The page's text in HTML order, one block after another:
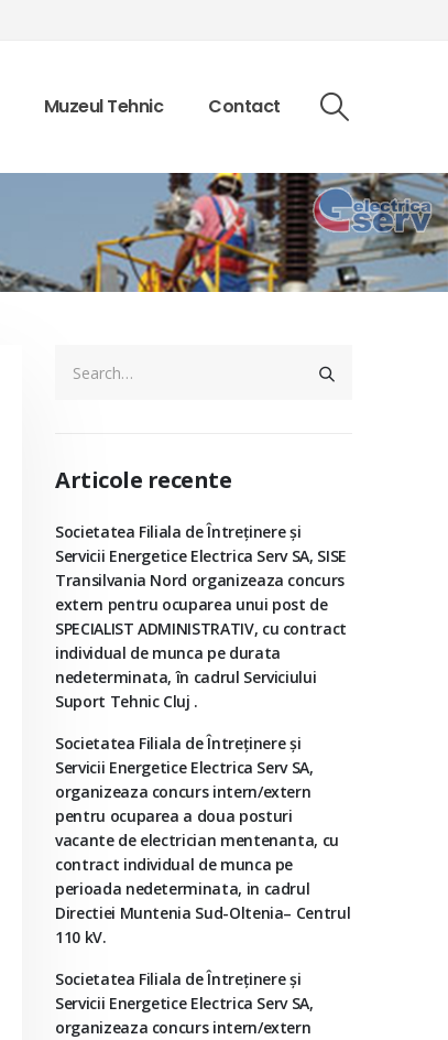
Muzeul Tehnic Contact
Articole recente
Societatea Filiala de Întreţinere şi
Servicii Energetice Electrica Serv SA, SISE
Transilvania Nord organizeaza concurs
extern pentru ocuparea unui post de
SPECIALIST ADMINISTRATIV, cu contract
individual de munca pe durata
nedeterminata, în cadrul Serviciului
Suport Tehnic Cluj .
Societatea Filiala de Întreţinere şi
Servicii Energetice Electrica Serv SA,
organizeaza concurs intern/extern
pentru ocuparea a doua posturi
vacante de electrician mentenanta, cu
contract individual de munca pe
perioada nedeterminata, in cadrul
Directiei Muntenia Sud-Oltenia– Centrul
110 kV.
Societatea Filiala de Întreţinere şi
Servicii Energetice Electrica Serv SA,
organizeaza concurs intern/extern